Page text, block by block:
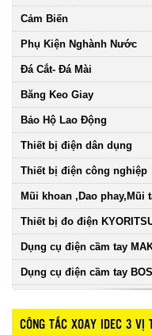
Cảm Biến
Phụ Kiện Nghành Nước
Đá Cắt- Đá Mài
Băng Keo Giay
Bảo Hộ Lao Động
Thiết bị điện dân dụng
Thiết bị điện công nghiệp
Mũi khoan ,Dao phay,Mũi
Thiết bị đo điện
Dụng cụ điện cầm tay
Dụng cụ điện cầm tay
CÔNG TẮC XOAY IDEC 3 VỊ